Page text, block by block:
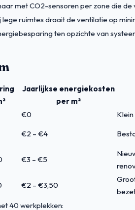
met CO2-sensoren per zone die
ruimtes draait de ventilatie op
ten opzichte van
Jaarlijkse energiekosten
per m²
€0
Klein
€2 – €4
€3 – €5
€2 – €3,50
40 werkplekken: